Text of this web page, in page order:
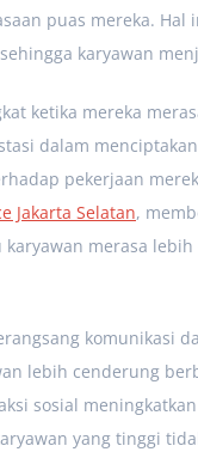
puas mereka.
karyawan
ketika mereka
dalam
pekerjaan
Jakarta Selatan,
merasa
komunikasi
lebih cenderung
sosial
yang tinggi